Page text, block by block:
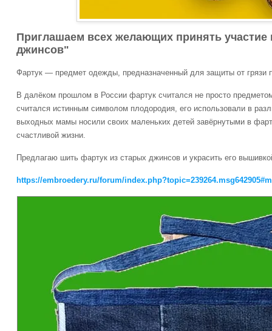
Приглашаем всех желающих принять
джинсов"
Фартук — предмет одежды, предназначенный для защиты от грязи
В далёком прошлом в России фартук считался не просто
считался истинным символом плодородия, его использовали в
выходных мамы носили своих маленьких детей завёрнутыми в
счастливой жизни.
Предлагаю шить фартук из старых джинсов и украсить его
https://embroedery.ru/forum/